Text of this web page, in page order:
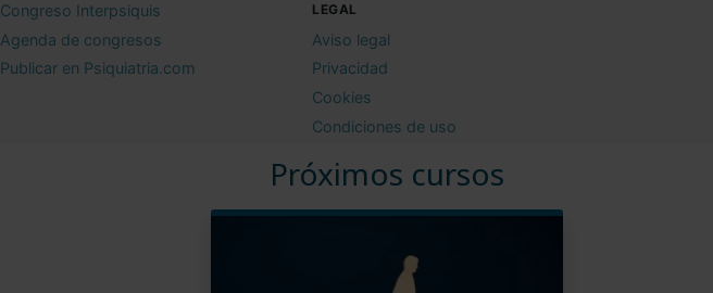
Próximos cursos
Congreso Interpsiquis
Agenda de congresos
Publicar en Psiquiatria.com
LEGAL
Aviso legal
Privacidad
Cookies
Condiciones de uso